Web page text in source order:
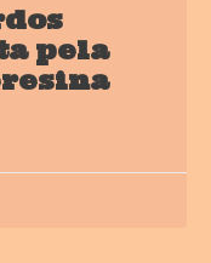
pela